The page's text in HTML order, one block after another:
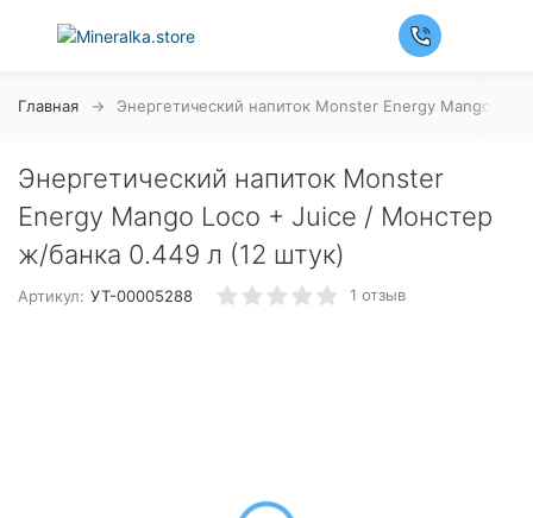
Главная Энергетический напиток Monster Energy Mango
Энергетический напиток Monster
Energy Mango Loco + Juice / Монстер
ж/банка 0.449 л (12 штук)
Артикул: УТ-00005288 1 отзыв